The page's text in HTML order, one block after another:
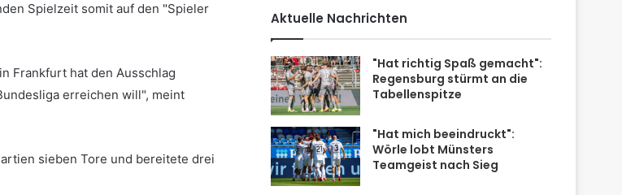
Spielzeit somit auf den "Spieler
Frankfurt hat den Ausschlag
erreichen will", meint
sieben Tore und bereitete drei
Aktuelle Nachrichten
"Hat richtig Spaß gemacht":
Regensburg stürmt an die
Tabellenspitze
"Hat mich beeindruckt":
Wörle lobt Münsters
Teamgeist nach Sieg